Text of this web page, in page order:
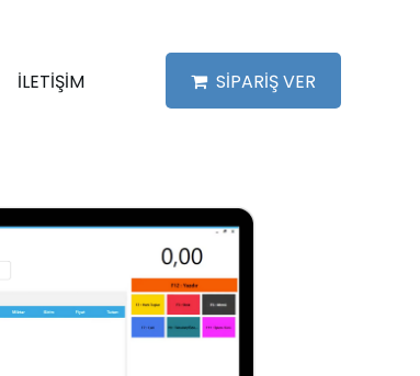
İLETİŞİM SİPARİŞ VER